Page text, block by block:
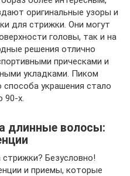
оригинальные узоры и
для стрижки. Они могут
головы, так и на
решения отлично
прическами и
укладками. Пиком
способа украшения стало
90-х.
длинные волосы:
Безусловно!
и приемы, которые